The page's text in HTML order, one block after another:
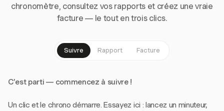
chronomètre, consultez vos rapports et créez une vraie
facture — le tout en trois clics.
Suivre Rapport Facture
C'est parti — commencez à suivre !
Un clic et le chrono démarre. Essayez ici : lancez un minuteur,